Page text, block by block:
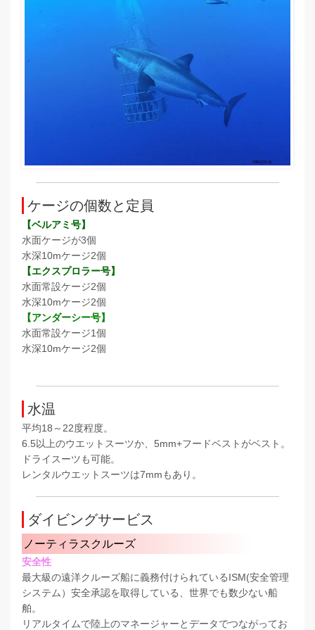
ケージの個数と定員
【ベルアミ号】
水面ケージが3個
水深10mケージ2個
【エクスプロラー号】
水面常設ケージ2個
水深10mケージ2個
【アンダーシー号】
水面常設ケージ1個
水深10mケージ2個
水温
平均18～22度程度。
6.5以上のウエットスーツか、5mm+フードベストがベスト。
ドライスーツも可能。
レンタルウエットスーツは7mmもあり。
ダイビングサービス
ノーティラスクルーズ
安全性
最大級の遠洋クルーズ船に義務付けられているISM(安全管理
システム）安全承認を取得している、世界でも数少ない船
舶。
リアルタイムで陸上のマネージャーとデータでつながってお